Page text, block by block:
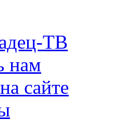
ТВ
нам
сайте